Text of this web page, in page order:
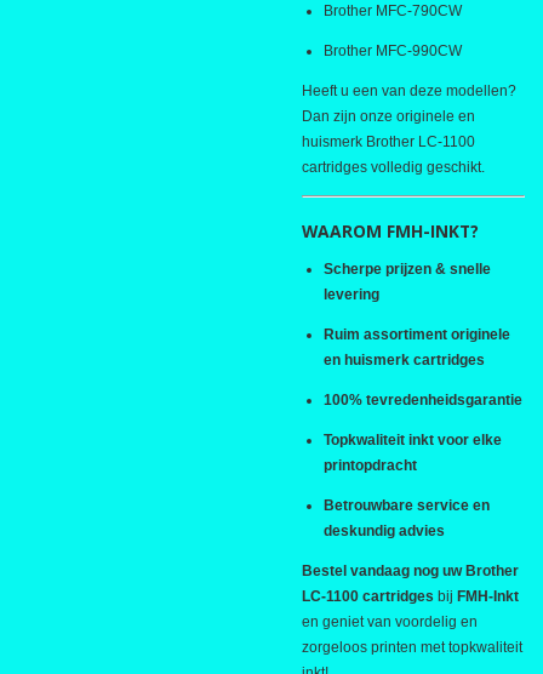
Brother MFC-790CW
Brother MFC-990CW
Heeft u een van deze modellen?
Dan zijn onze originele en
huismerk Brother LC-1100
cartridges volledig geschikt.
WAAROM FMH-INKT?
Scherpe prijzen & snelle
levering
Ruim assortiment originele
en huismerk cartridges
100% tevredenheidsgarantie
Topkwaliteit inkt voor elke
printopdracht
Betrouwbare service en
deskundig advies
Bestel vandaag nog uw Brother
LC-1100 cartridges bij FMH-Inkt
en geniet van voordelig en
zorgeloos printen met topkwaliteit